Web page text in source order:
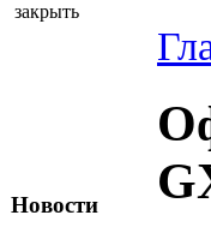
закрыть
Новости